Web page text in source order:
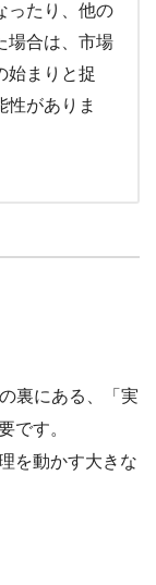
ったり、他の
場合は、市場
始まりと捉
性がありま
裏にある、「実
です。
を動かす大きな